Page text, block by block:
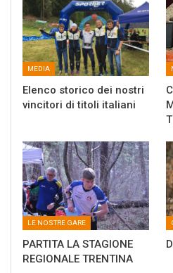
MEDIA
Elenco storico dei nostri
vincitori di titoli italiani
LE NOSTRE GARE
PARTITA LA STAGIONE
REGIONALE TRENTINA